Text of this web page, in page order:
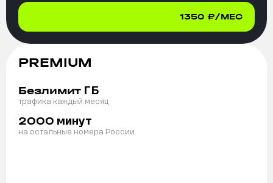
1350 ₽/МЕС
PREMIUM
Безлимит ГБ
трафика каждый месяц
2000 минут
на остальные номера России